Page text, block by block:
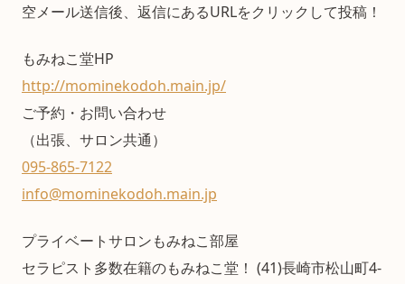
空メール送信後、返信にあるURLをクリックして投稿！
もみねこ堂HP
http://mominekodoh.main.jp/
ご予約・お問い合わせ
（出張、サロン共通）
095-865-7122
info@mominekodoh.main.jp
プライベートサロンもみねこ部屋
セラピスト多数在籍のもみねこ堂！ (41)長崎市松山町4-